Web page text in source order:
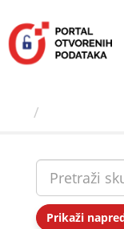
sadržaj
Prikaži